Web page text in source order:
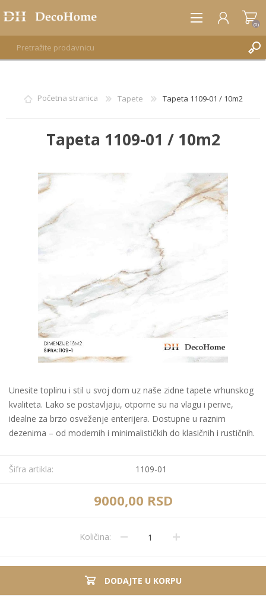
REGISTRUJTE SE
(0)
Početna stranica Tapete Tapeta 1109-01 / 10m2
Tapeta 1109-01 / 10m2
Unesite toplinu i stil u svoj dom uz naše zidne tapete vrhunskog
kvaliteta. Lako se postavljaju, otporne su na vlagu i perive,
idealne za brzo osveženje enterijera. Dostupne u raznim
dezenima – od modernih i minimalističkih do klasičnih i rustičnih.
Šifra artikla: 1109-01
9000,00 RSD
Količina:
DODAJTE U KORPU